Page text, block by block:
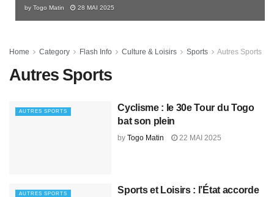
by Togo Matin 28 MAI 2025
Home Category Flash Info Culture & Loisirs Sports Autres Sports
Autres Sports
AUTRES SPORTS
Cyclisme : le 30e Tour du Togo
bat son plein
by Togo Matin 22 MAI 2025
AUTRES SPORTS
Sports et Loisirs : l’État accorde